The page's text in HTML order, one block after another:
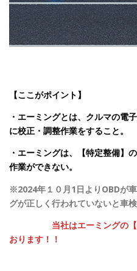
【ここがポイント】
・エーミングとは、クルマの電
に校正・調整作業をすること。
・エーミングは、
【特定整備】
作業ができない。
※2024年１０月1 日より OBDが
グが正しく行われていないと車
当社はエーミングの 【
おります！！